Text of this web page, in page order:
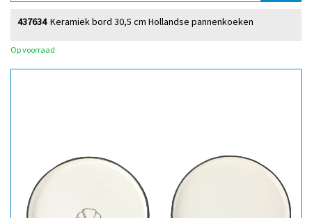
Keramiek bord 30,5 cm Hollandse pannenkoeken
437634
Op voorraad